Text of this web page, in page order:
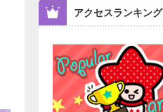
アクセスランキング